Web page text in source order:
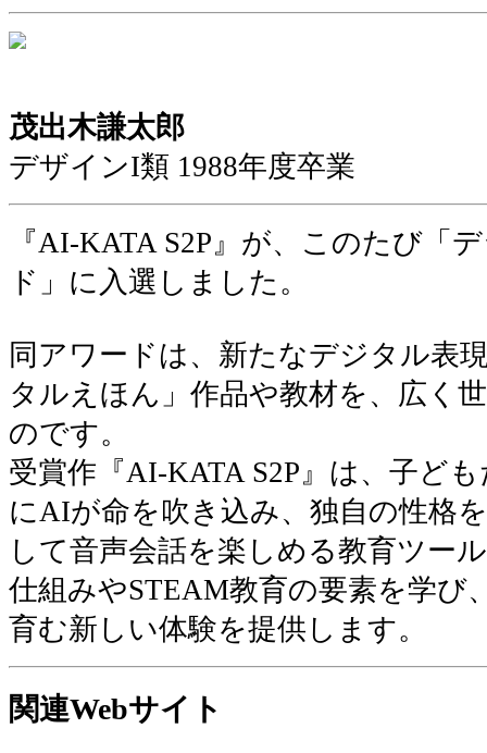
茂出木謙太郎
デザインI類 1988年度卒業
『AI-KATA S2P』が、このたび「
ド」に入選しました。
同アワードは、新たなデジタル表
タルえほん」作品や教材を、広く
のです。
受賞作『AI-KATA S2P』は、子ど
にAIが命を吹き込み、独自の性格
して音声会話を楽しめる教育ツー
仕組みやSTEAM教育の要素を学び
育む新しい体験を提供します。
関連Webサイト